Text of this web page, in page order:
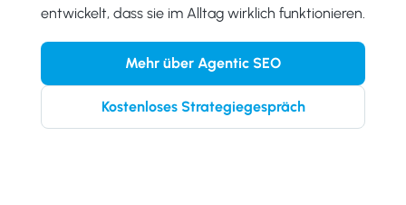
entwickelt, dass sie im Alltag wirklich funktionieren.
Mehr über Agentic SEO
Kostenloses Strategiegespräch